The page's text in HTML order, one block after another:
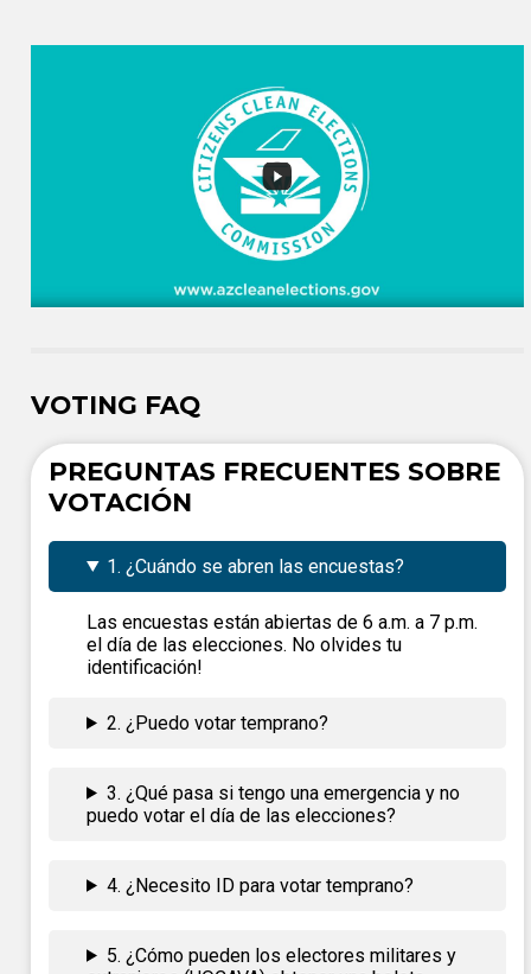
VOTING FAQ
PREGUNTAS FRECUENTES SOBRE
VOTACIÓN
1. ¿Cuándo se abren las encuestas?
Las encuestas están abiertas de 6 a.m. a 7 p.m.
el día de las elecciones. No olvides tu
identificación!
2. ¿Puedo votar temprano?
3. ¿Qué pasa si tengo una emergencia y no
puedo votar el día de las elecciones?
4. ¿Necesito ID para votar temprano?
5. ¿Cómo pueden los electores militares y